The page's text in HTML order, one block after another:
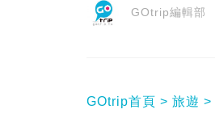
GOtrip編輯部
GOtrip首頁 旅遊